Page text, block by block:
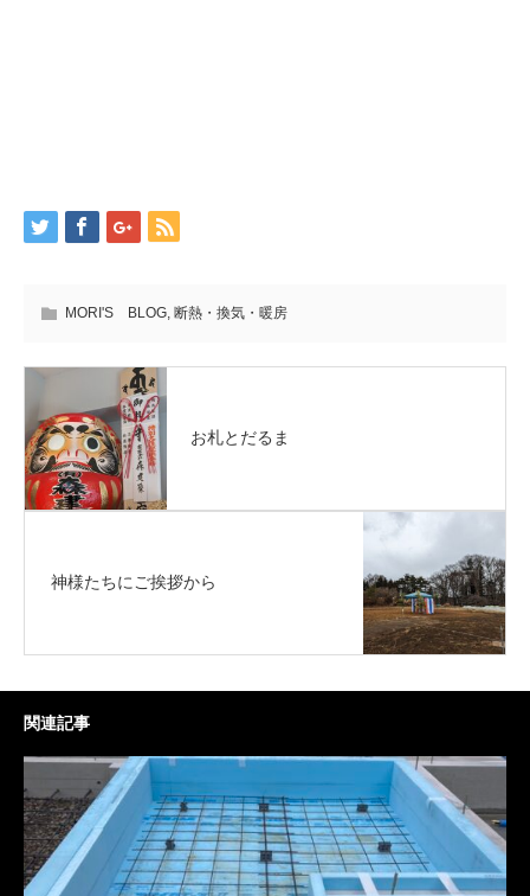
MORI'S BLOG, 断熱・換気・暖房
お札とだるま
神様たちにご挨拶から
関連記事